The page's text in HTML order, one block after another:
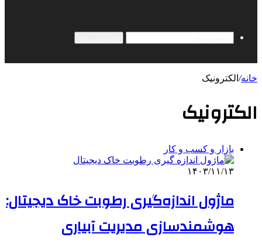
خانه/ الکترونیک
الکترونیک
بازار و کسب و کار
۱۴۰۳/۱۱/۱۳
ماژول اندازه‌گیری رطوبت خاک دیجیتال:
هوشمندسازی مدیریت آبیاری